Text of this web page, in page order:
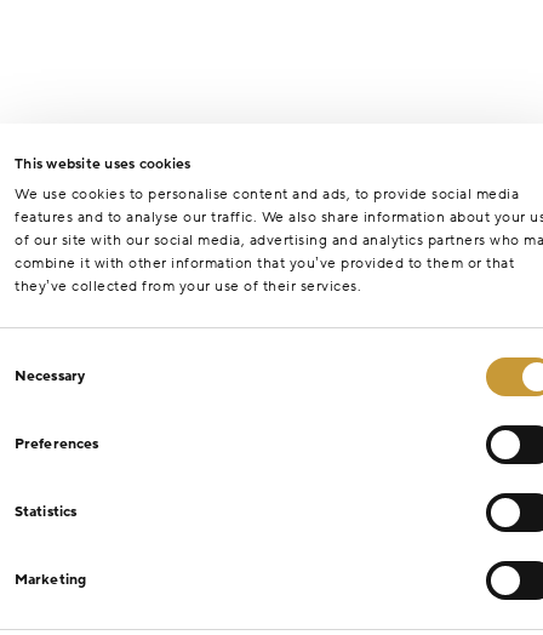
This website uses cookies
We use cookies to personalise content and ads, to provide social media
features and to analyse our traffic. We also share information about your
of our site with our social media, advertising and analytics partners who
combine it with other information that you’ve provided to them or that
they’ve collected from your use of their services.
Selection
Necessary
Preferences
Statistics
Marketing